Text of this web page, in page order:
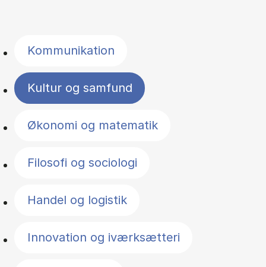
Kommunikation
Kultur og samfund
Økonomi og matematik
Filosofi og sociologi
Handel og logistik
Innovation og iværksætteri